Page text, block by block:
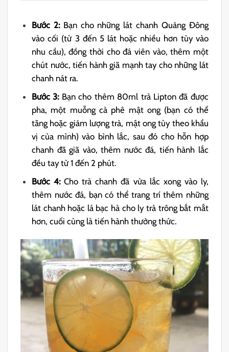
Bước 2:Bạn cho những lát chanh Quảng Đông
vào cối (từ 3 đến 5 lát hoặc nhiều hơn tùy vào
nhu cầu), đồng thời cho đá viên vào, thêm một
chút nước, tiến hành giã mạnh tay cho những lát
chanh nát ra.
Bước 3:Bạn cho thêm 80ml trà Lipton đã được
pha, một muỗng cà phê mật ong (bạn có thể
tăng hoặc giảm lượng trà, mật ong tùy theo khẩu
vị của mình) vào bình lắc, sau đó cho hỗn hợp
chanh đã giã vào, thêm nước đá, tiến hành lắc
đều tay từ 1 đến 2 phút.
Bước 4:Cho trà chanh đã vừa lắc xong vào ly,
thêm nước đá, bạn có thể trang trí thêm những
lát chanh hoặc lá bạc hà cho ly trà trông bắt mắt
hơn, cuối cùng là tiến hành thưởng thức.